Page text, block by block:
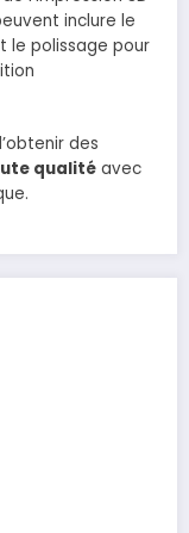
inclure le
le polissage pour
des
qualité avec